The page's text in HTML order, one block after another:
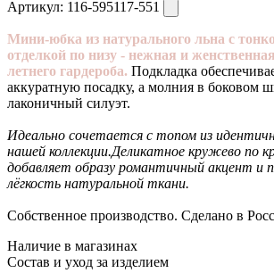
Артикул: 116-595117-551
Мини-юбка из натурального льна с
отделкой по низу - нежная и
летнего гардероба. Подкладка
аккуратную посадку, а молния в боковом
лаконичный силуэт.
Идеально сочетается с топом из
нашей коллекции.Деликатное кружево по
добавляет образу романтичный акцент и
лёгкость натуральной ткани.
Собственное производство. Сделано в
Наличие в магазинах
Состав и уход за изделием